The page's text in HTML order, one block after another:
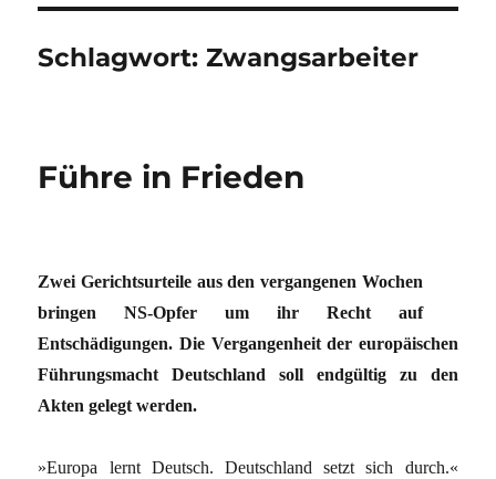
Schlagwort:Zwangsarbeiter
Führe in Frieden
Zwei Gerichtsurteile aus den vergangenen Wochen
bringen NS-Opfer um ihr Recht auf
Entschädigungen. Die Vergangenheit der europäischen
Führungsmacht Deutschland soll endgültig zu den
Akten gelegt werden.
»Europa lernt Deutsch. Deutschland setzt sich durch.«